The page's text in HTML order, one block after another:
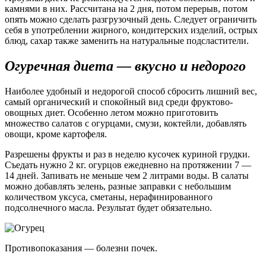
камнями в них. Рассчитана на 2 дня, потом перерыв, потом
опять можно сделать разгрузочный день. Следует ограничить
себя в употреблении жирного, кондитерских изделий, острых
блюд, сахар также заменить на натуральные подсластители.
Огуречная диета — вкусно и недорого
Наиболее удобный и недорогой способ сбросить лишний вес,
самый органический и спокойный вид среди фруктово-
овощных диет. Особенно летом можно приготовить
множество салатов с огурцами, смузи, коктейли, добавлять
овощи, кроме картофеля.
Разрешены фрукты и раз в неделю кусочек куриной грудки.
Съедать нужно 2 кг. огурцов ежедневно на протяжении 7 —
14 дней. Запивать не меньше чем 2 литрами воды. В салаты
можно добавлять зелень, разные заправки с небольшим
количеством уксуса, сметаны, нерафинированного
подсолнечного масла. Результат будет обязательно.
Противопоказания — болезни почек.